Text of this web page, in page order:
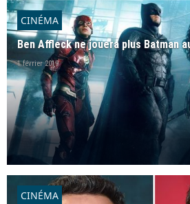
CINÉMA
Ben Affleck ne jouera plus Batman
1 février 2019
CINÉMA